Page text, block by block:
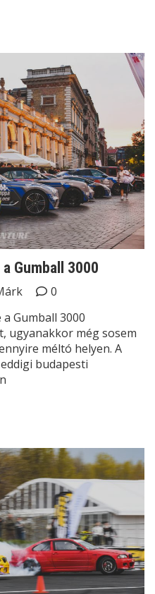
Gumball 3000
0
Gumball 3000
ugyanakkor még sosem
méltó helyen. A
budapesti